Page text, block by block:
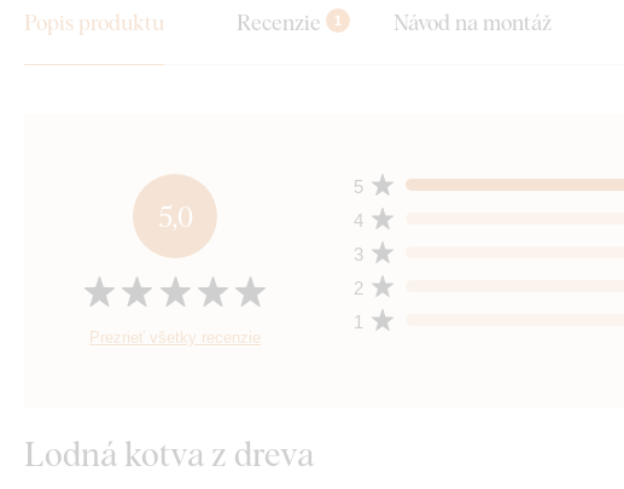
Popis produktu Recenzie 1 Návod na montáž
5,0
Prezrieť všetky recenzie
1
2
3
4
5
Lodná kotva z dreva